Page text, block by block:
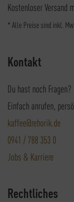
Kostenloser Versand
* Alle Preise sind inkl.
Kontakt
Du hast noch Fragen?
Einfach anrufen,
kaffee@rehorik.de
0941 / 788 353 0
Jobs & Karriere
Rechtliches